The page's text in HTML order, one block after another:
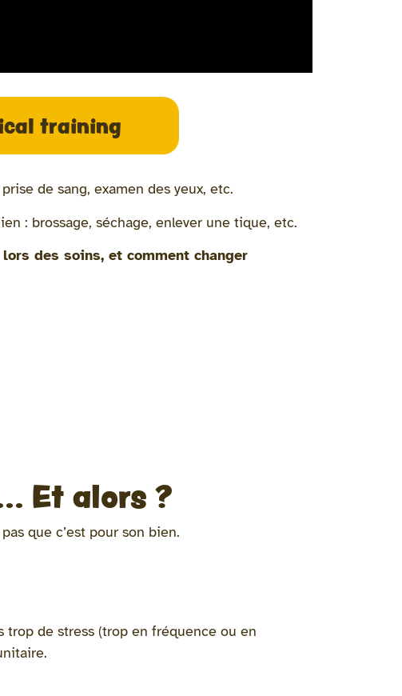
training
de sang, examen des yeux, etc.
: brossage, séchage, enlever une tique, etc.
des soins, et comment changer
Et alors ?
que c’est pour son bien.
trop de stress (trop en fréquence ou en